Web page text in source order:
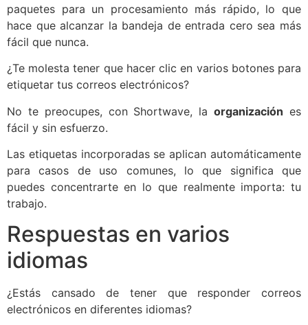
paquetes para un procesamiento más rápido, lo que
hace que alcanzar la bandeja de entrada cero sea más
fácil que nunca.
¿Te molesta tener que hacer clic en varios botones para
etiquetar tus correos electrónicos?
No te preocupes, con Shortwave, laorganización es
fácil y sin esfuerzo.
Las etiquetas incorporadas se aplican automáticamente
para casos de uso comunes, lo que significa que
puedes concentrarte en lo que realmente importa: tu
trabajo.
Respuestas en varios
idiomas
¿Estás cansado de tener que responder correos
electrónicos en diferentes idiomas?